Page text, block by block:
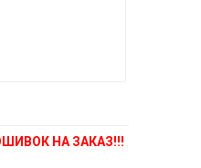
НА ЗАКАЗ!!!